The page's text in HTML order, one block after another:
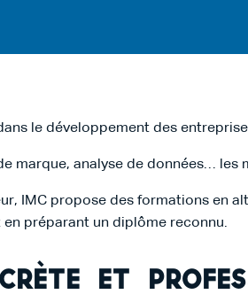
le développement des
marque, analyse de données… les
IMC propose des formations en
préparant un diplôme reconnu.
et